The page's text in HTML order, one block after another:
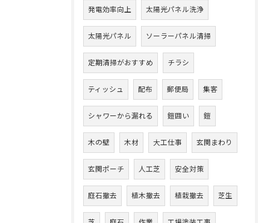
発電効率向上 太陽光パネル洗浄
太陽光パネル ソーラーパネル清掃
定期清掃がおすすめ チラシ
ティッシュ 配布 郵便局 集客
シャワーから漏れる 鎧囲い 鎧
木の壁 木材 大工仕事 玄関まわり
玄関ポーチ 人工芝 安全対策
庭石撤去 植木撤去 植栽撤去 芝生